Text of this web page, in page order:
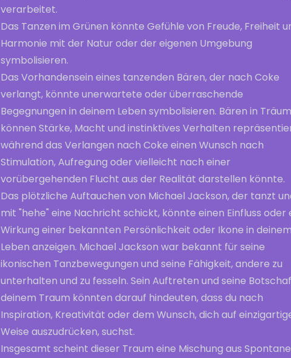
verarbeitet.
Das Tanzen im Grünen könnte Gefühle von Freude, Freiheit
Harmonie mit der Natur oder der eigenen Umgebung
symbolisieren.
Das Vorhandensein eines tanzenden Bären, der nach Coke
verlangt, könnte unerwartete oder überraschende
Begegnungen in deinem Leben symbolisieren. Bären in
können Stärke, Macht und instinktives Verhalten
während das Verlangen nach Coke einen Wunsch nach
Stimulation, Aufregung oder vielleicht nach einer
vorübergehenden Flucht aus der Realität darstellen könnte.
Das plötzliche Auftauchen von Michael Jackson, der tanzt
mit "hehe" eine Nachricht schickt, könnte einen Einfluss oder
Wirkung einer bekannten Persönlichkeit oder Ikone in deinem
Leben anzeigen. Michael Jackson war bekannt für seine
ikonischen Tanzbewegungen und seine Fähigkeit, andere zu
unterhalten und zu fesseln. Sein Auftreten und seine
deinem Traum könnten darauf hindeuten, dass du nach
Inspiration, Kreativität oder dem Wunsch, dich auf
Weise auszudrücken, suchst.
Insgesamt scheint dieser Traum eine Mischung aus